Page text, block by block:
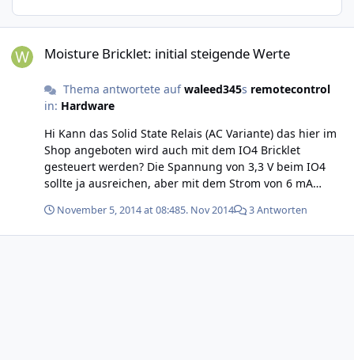
Moisture Bricklet: initial steigende Werte
Thema antwortete aufwaleed345s remotecontrol
in: Hardware
Hi Kann das Solid State Relais (AC Variante) das hier im
Shop angeboten wird auch mit dem IO4 Bricklet
gesteuert werden? Die Spannung von 3,3 V beim IO4
sollte ja ausreichen, aber mit dem Strom von 6 mA
auf den minimalen Strom zum Schalten des Relais
gefunden (nur Max. input current ist mit 15 mA
November 5, 2014 at 08:485. Nov 2014 3 Antworten